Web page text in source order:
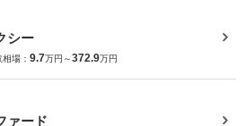
シー
場： 9.7万円～372.9万円
ァード